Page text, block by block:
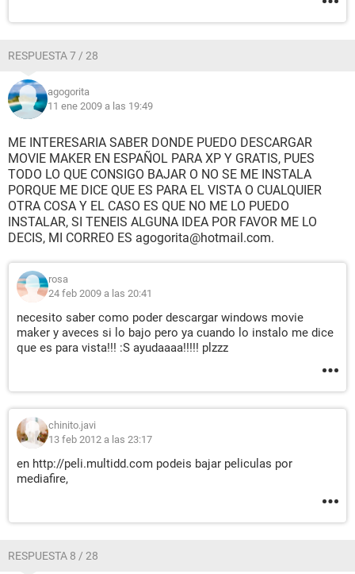
RESPUESTA 7 / 28
agogorita
11 ene 2009 a las 19:49
ME INTERESARIA SABER DONDE PUEDO DESCARGAR
MOVIE MAKER EN ESPAÑOL PARA XP Y GRATIS, PUES
TODO LO QUE CONSIGO BAJAR O NO SE ME INSTALA
PORQUE ME DICE QUE ES PARA EL VISTA O CUALQUIER
OTRA COSA Y EL CASO ES QUE NO ME LO PUEDO
INSTALAR, SI TENEIS ALGUNA IDEA POR FAVOR ME LO
DECIS, MI CORREO ES agogorita@hotmail.com.
rosa
24 feb 2009 a las 20:41
necesito saber como poder descargar windows movie
maker y aveces si lo bajo pero ya cuando lo instalo me dice
que es para vista!!! :S ayudaaaa!!!!! plzzz
chinito.javi
13 feb 2012 a las 23:17
en http://peli.multidd.com podeis bajar peliculas por
mediafire,
RESPUESTA 8 / 28